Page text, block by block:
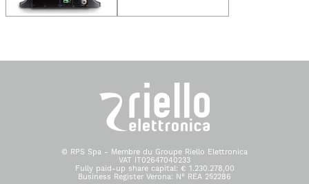
© RPS Spa - Membre du Groupe Riello Elettronica
VAT IT02647040233
Fully paid-up share capital: € 1.230.278,00
Business Register Verona: N° REA 252286